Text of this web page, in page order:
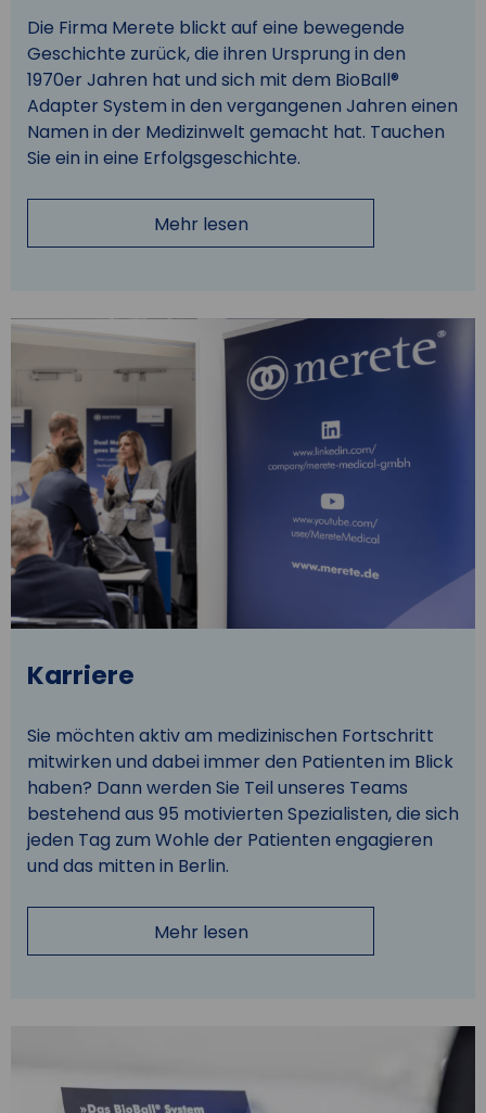
Die Firma Merete blickt auf eine bewegende
Geschichte zurück, die ihren Ursprung in den
1970er Jahren hat und sich mit dem BioBall®
Adapter System in den vergangenen Jahren einen
Namen in der Medizinwelt gemacht hat. Tauchen
Sie ein in eine Erfolgsgeschichte.
Mehr lesen
Karriere
Sie möchten aktiv am medizinischen Fortschritt
mitwirken und dabei immer den Patienten im Blick
haben? Dann werden Sie Teil unseres Teams
bestehend aus 95 motivierten Spezialisten, die sich
jeden Tag zum Wohle der Patienten engagieren
und das mitten in Berlin.
Mehr lesen